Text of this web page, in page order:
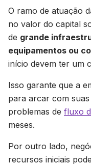
O ramo de atuação
no valor do capital
de grande
equipamentos ou
início devem ter um
Isso garante que a
para arcar com
problemas de fluxo
meses.
Por outro lado,
recursos iniciais